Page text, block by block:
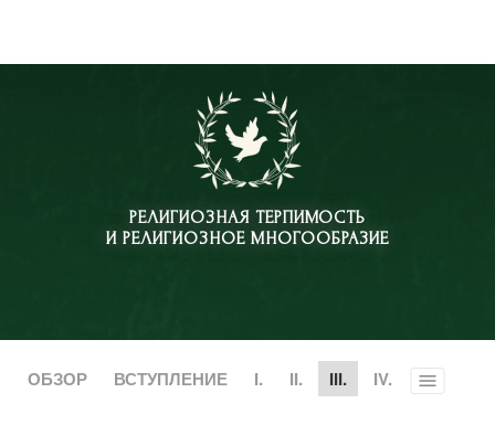
РЕЛИГИОЗНАЯ ТЕРПИМОСТЬ
И РЕЛИГИОЗНОЕ МНОГООБРАЗИЕ
ОБЗОР ВСТУПЛЕНИЕ I. II. III. IV. Toggle